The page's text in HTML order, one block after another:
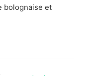
bolognaise et